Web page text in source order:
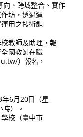
向、跨域整合、實作
坊，透過運
用之技術能
教師及助理，報
國教師在職
）報名，
6月20日（星
）。
校（臺中市